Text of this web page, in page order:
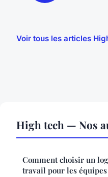
Voir tous les articles
High tech — Nos
Comment choisir un
travail pour les